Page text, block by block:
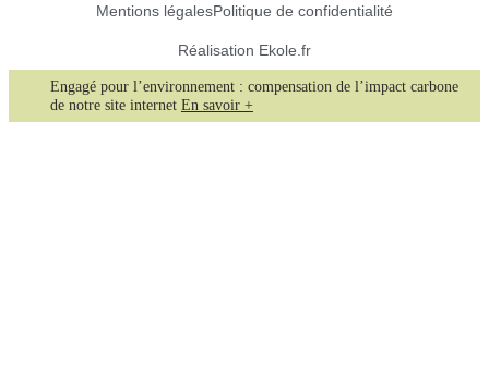
Mentions légalesPolitique de confidentialité
Réalisation Ekole.fr
Engagé pour l’environnement : compensation de l’impact carbone
de notre site internet En savoir +